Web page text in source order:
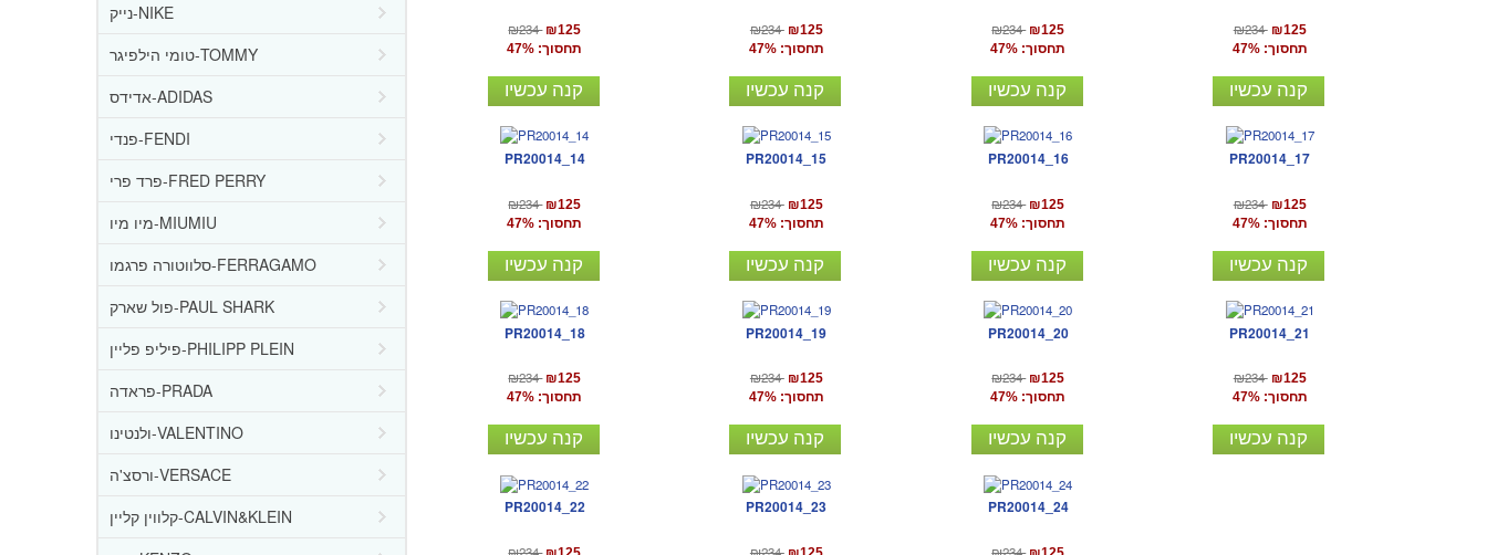
נייק-NIKE
טומי הילפיגר-TOMMY
אדידס-ADIDAS
פנדי-FENDI
פרד פרי-FRED PERRY
מיו מיו-MIUMIU
סלווטורה פרגמו-FERRAGAMO
פול שארק-PAUL SHARK
פיליפ פליין-PHILIPP PLEIN
פראדה-PRADA
ולנטינו-VALENTINO
ורסצ'ה-VERSACE
קלווין קליין-CALVIN&KLEIN
₪234 ₪125
תחסוך: 47%
קנה עכשיו
₪234 ₪125
תחסוך: 47%
קנה עכשיו
₪234 ₪125
תחסוך: 47%
קנה עכשיו
₪234 ₪125
תחסוך: 47%
קנה עכשיו
PR20014_14
₪234 ₪125
תחסוך: 47%
קנה עכשיו
PR20014_15
₪234 ₪125
תחסוך: 47%
קנה עכשיו
PR20014_16
₪234 ₪125
תחסוך: 47%
קנה עכשיו
PR20014_17
₪234 ₪125
תחסוך: 47%
קנה עכשיו
PR20014_18
₪234 ₪125
תחסוך: 47%
קנה עכשיו
PR20014_19
₪234 ₪125
תחסוך: 47%
קנה עכשיו
PR20014_20
₪234 ₪125
תחסוך: 47%
קנה עכשיו
PR20014_21
₪234 ₪125
תחסוך: 47%
קנה עכשיו
PR20014_22 PR20014_23 PR20014_24